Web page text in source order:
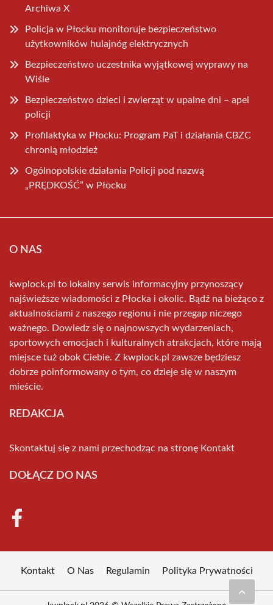
Archiwa X
Policja w Płocku monitoruje bezpieczeństwo
użytkowników hulajnóg elektrycznych
Bezpieczeństwo uczestnika wyjątkowej wyprawy na
Wiśle
Bezpieczeństwo dzieci i zwierząt w upalne dni – apel
policji
Profilaktyka w Płocku: Program PaT i działania CBZC
chronią młodzież
Ogólnopolskie działania Policji pod nazwą
„PRĘDKOŚĆ” w Płocku
O NAS
kwplock.pl to lokalny serwis informacyjny przynoszący
najświeższe wiadomości z Płocka i okolic. Bądź na bieżąco z
aktualnościami z naszego regionu i nie przegap niczego
ważnego. Dowiedz się o najnowszych wydarzeniach,
sportowych emocjach i kulturalnych atrakcjach, które mają
miejsce tuż obok Ciebie. Z kwplock.pl zawsze będziesz
dobrze poinformowany o tym, co dzieje się w naszym
mieście.
REDAKCJA
Skontaktuj się z nami przechodząc na stronę Kontakt
DOŁĄCZ DO NAS
Kontakt O Nas Regulamin Polityka Prywatności